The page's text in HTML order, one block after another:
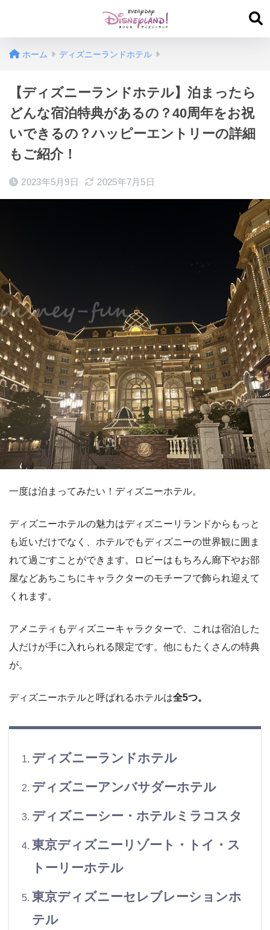
ホーム ディズニーランドホテル
【ディズニーランドホテル】泊まったら
どんな宿泊特典があるの？40周年をお祝
いできるの？ハッピーエントリーの詳細
もご紹介！
2023年5月9日 2025年7月5日
一度は泊まってみたい！ディズニーホテル。
ディズニーホテルの魅力はディズニーリランドからもっと
も近いだけでなく、ホテルでもディズニーの世界観に囲ま
れて過ごすことができます。ロビーはもちろん廊下やお部
屋などあちこちにキャラクターのモチーフで飾られ迎えて
くれます。
アメニティもディズニーキャラクターで、これは宿泊した
人だけが手に入れられる限定です。他にもたくさんの特典
が。
ディズニーホテルと呼ばれるホテルは全5つ。
ディズニーランドホテル
ディズニーアンバサダーホテル
ディズニーシー・ホテルミラコスタ
東京ディズニーリゾート・トイ・ス
トーリーホテル
東京ディズニーセレブレーションホ
テル